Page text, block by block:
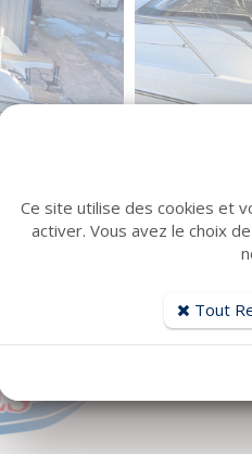
Ce site utilise des cookies et
activer. Vous avez le choix
Tout